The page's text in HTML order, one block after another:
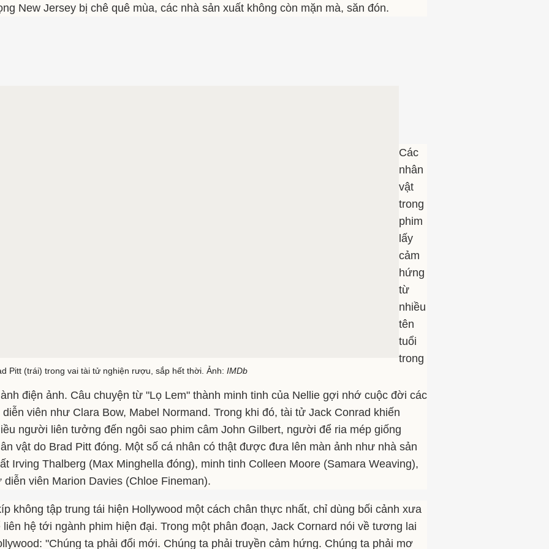
New Jersey bị chê quê mùa, các nhà sản xuất không còn mặn mà, săn đón.
Pitt (trái) trong vai tài tử nghiện rượu, sắp hết thời. Ảnh: IMDb
Các
nhân
vật
trong
phim
lấy
cảm
hứng
từ
nhiều
tên
tuổi
trong
điện ảnh. Câu chuyện từ "Lọ Lem" thành minh tinh của Nellie gợi nhớ cuộc đời các
diễn viên như Clara Bow, Mabel Normand. Trong khi đó, tài tử Jack Conrad khiến
người liên tưởng đến ngôi sao phim câm John Gilbert, người để ria mép giống
vật do Brad Pitt đóng. Một số cá nhân có thật được đưa lên màn ảnh như nhà sản
Irving Thalberg (Max Minghella đóng), minh tinh Colleen Moore (Samara Weaving),
diễn viên Marion Davies (Chloe Fineman).
không tập trung tái hiện Hollywood một cách chân thực nhất, chỉ dùng bối cảnh xưa
liên hệ tới ngành phim hiện đại. Trong một phân đoạn, Jack Cornard nói về tương lai
"Chúng ta phải đổi mới. Chúng ta phải truyền cảm hứng. Chúng ta phải mơ